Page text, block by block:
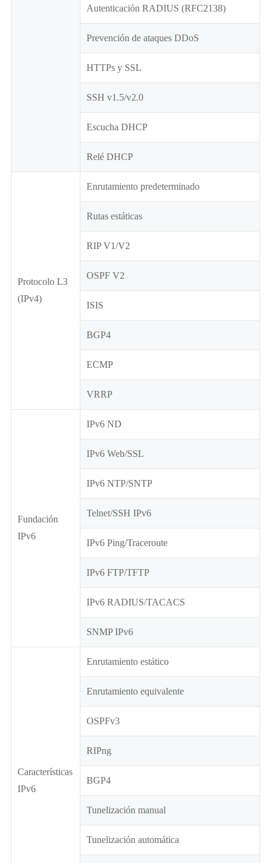
Autenticación RADIUS (RFC2138)
Prevención de ataques DDoS
HTTPs y SSL
SSH v1.5/v2.0
Escucha DHCP
Relé DHCP
Protocolo L3
(IPv4)
Enrutamiento predeterminado
Rutas estáticas
RIP V1/V2
OSPF V2
ISIS
BGP4
ECMP
VRRP
Fundación
IPv6
IPv6 ND
IPv6 Web/SSL
IPv6 NTP/SNTP
Telnet/SSH IPv6
IPv6 Ping/Traceroute
IPv6 FTP/TFTP
IPv6 RADIUS/TACACS
SNMP IPv6
Características
IPv6
Enrutamiento estático
Enrutamiento equivalente
OSPFv3
RIPng
BGP4
Tunelización manual
Tunelización automática